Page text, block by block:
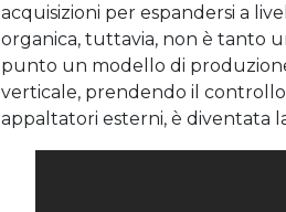
acquisizioni per espandersi a
organica, tuttavia, non è tanto
punto un modello di
verticale, prendendo il
appaltatori esterni, è diventata